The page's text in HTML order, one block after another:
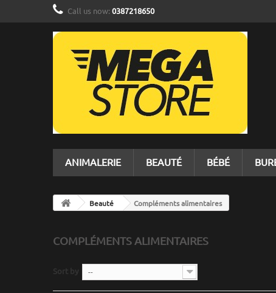
Call us now: 0387218650
ANIMALERIE BEAUTÉ BÉBÉ
Beauté Compléments alimentaires
COMPLÉMENTS ALIMENTAIRES
Sort by --